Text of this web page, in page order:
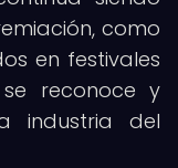
como
en festivales
reconoce y
industria del